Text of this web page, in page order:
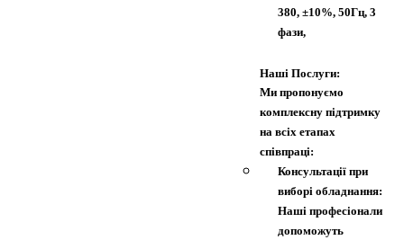
380, ±10%, 50Гц, 3
фази,
Наші Послуги:
Ми пропонуємо
комплексну підтримку
на всіх етапах
співпраці:
Консультації при
виборі обладнання:
Наші професіонали
допоможуть